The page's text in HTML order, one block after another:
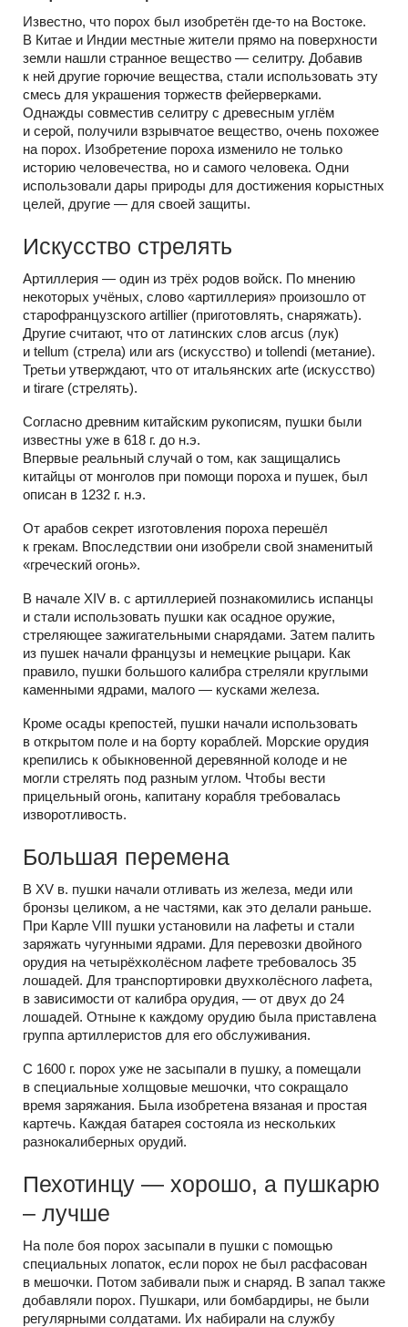
Известно, что порох был изобретён где-то на Востоке.
В Китае и Индии местные жители прямо на поверхности
земли нашли странное вещество — селитру. Добавив
к ней другие горючие вещества, стали использовать эту
смесь для украшения торжеств фейерверками.
Однажды совместив селитру с древесным углём
и серой, получили взрывчатое вещество, очень похожее
на порох. Изобретение пороха изменило не только
историю человечества, но и самого человека. Одни
использовали дары природы для достижения корыстных
целей, другие — для своей защиты.
Искусство стрелять
Артиллерия — один из трёх родов войск. По мнению
некоторых учёных, слово «артиллерия» произошло от
старофранцузского artillier (приготовлять, снаряжать).
Другие считают, что от латинских слов arcus (лук)
и tellum (стрела) или ars (искусство) и tollendi (метание).
Третьи утверждают, что от итальянских arte (искусство)
и tirare (стрелять).
Согласно древним китайским рукописям, пушки были
известны уже в 618 г. до н.э.
Впервые реальный случай о том, как защищались
китайцы от монголов при помощи пороха и пушек, был
описан в 1232 г. н.э.
От арабов секрет изготовления пороха перешёл
к грекам. Впоследствии они изобрели свой знаменитый
«греческий огонь».
В начале XIV в. с артиллерией познакомились испанцы
и стали использовать пушки как осадное оружие,
стреляющее зажигательными снарядами. Затем палить
из пушек начали французы и немецкие рыцари. Как
правило, пушки большого калибра стреляли круглыми
каменными ядрами, малого — кусками железа.
Кроме осады крепостей, пушки начали использовать
в открытом поле и на борту кораблей. Морские орудия
крепились к обыкновенной деревянной колоде и не
могли стрелять под разным углом. Чтобы вести
прицельный огонь, капитану корабля требовалась
изворотливость.
Большая перемена
В XV в. пушки начали отливать из железа, меди или
бронзы целиком, а не частями, как это делали раньше.
При Карле VIII пушки установили на лафеты и стали
заряжать чугунными ядрами. Для перевозки двойного
орудия на четырёхколёсном лафете требовалось 35
лошадей. Для транспортировки двухколёсного лафета,
в зависимости от калибра орудия, — от двух до 24
лошадей. Отныне к каждому орудию была приставлена
группа артиллеристов для его обслуживания.
С 1600 г. порох уже не засыпали в пушку, а помещали
в специальные холщовые мешочки, что сокращало
время заряжания. Была изобретена вязаная и простая
картечь. Каждая батарея состояла из нескольких
разнокалиберных орудий.
Пехотинцу — хорошо, а пушкарю
– лучше
На поле боя порох засыпали в пушки с помощью
специальных лопаток, если порох не был расфасован
в мешочки. Потом забивали пыж и снаряд. В запал также
добавляли порох. Пушкари, или бомбардиры, не были
регулярными солдатами. Их набирали на службу